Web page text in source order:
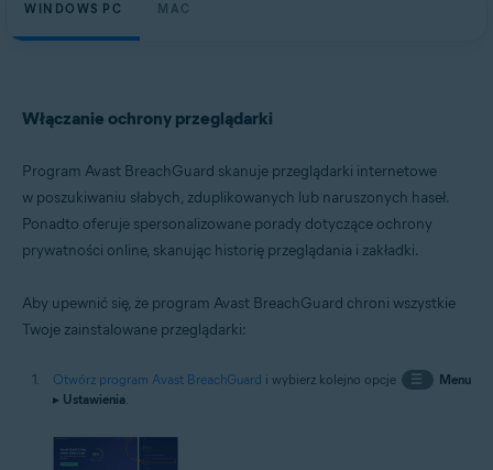
WINDOWS PC MAC
Włączanie ochrony przeglądarki
Program Avast BreachGuard skanuje przeglądarki internetowe
w poszukiwaniu słabych, zduplikowanych lub naruszonych haseł.
Ponadto oferuje spersonalizowane porady dotyczące ochrony
prywatności online, skanując historię przeglądania i zakładki.
Aby upewnić się, że program Avast BreachGuard chroni wszystkie
Twoje zainstalowane przeglądarki:
Otwórz program Avast BreachGuard i wybierz kolejno opcje ☰
Menu
▸ Ustawienia.